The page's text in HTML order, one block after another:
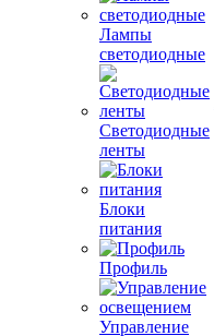
Лампы
светодиодные
Светодиодные
ленты
Блоки
питания
Профиль
Управление